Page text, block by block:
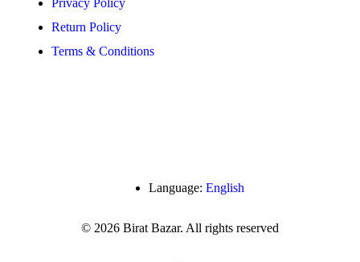
Privacy Policy
Return Policy
Terms & Conditions
Language: English
© 2026 Birat Bazar. All rights reserved